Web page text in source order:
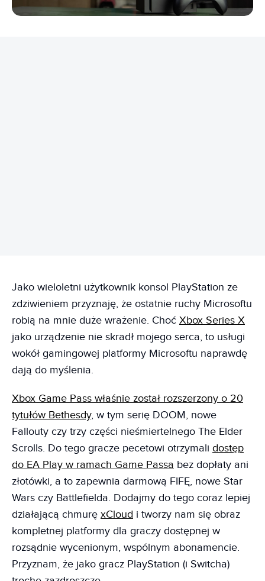
Jako wieloletni użytkownik konsol PlayStation ze
zdziwieniem przyznaję, że ostatnie ruchy Microsoftu
robią na mnie duże wrażenie. Choć Xbox Series X
jako urządzenie nie skradł mojego serca, to usługi
wokół gamingowej platformy Microsoftu naprawdę
dają do myślenia.
Xbox Game Pass właśnie został rozszerzony o 20
tytułów Bethesdy, w tym serię DOOM, nowe
Fallouty czy trzy części nieśmiertelnego The Elder
Scrolls. Do tego gracze pecetowi otrzymali dostęp
do EA Play w ramach Game Passa bez dopłaty ani
złotówki, a to zapewnia darmową FIFĘ, nowe Star
Wars czy Battlefielda. Dodajmy do tego coraz lepiej
działającą chmurę xCloud i tworzy nam się obraz
kompletnej platformy dla graczy dostępnej w
rozsądnie wycenionym, wspólnym abonamencie.
Przyznam, że jako gracz PlayStation (i Switcha)